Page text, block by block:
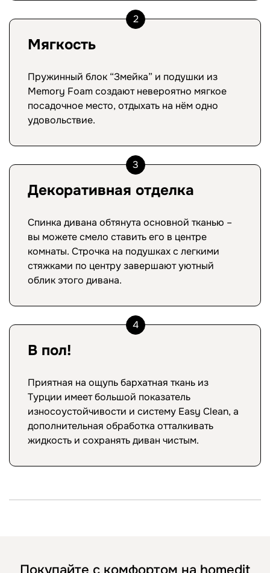
2
Мягкость
Пружинный блок “Змейка” и подушки из
Memory Foam создают невероятно мягкое
посадочное место, отдыхать на нём одно
удовольствие.
3
Декоративная отделка
Спинка дивана обтянута основной тканью –
вы можете смело ставить его в центре
комнаты. Строчка на подушках с легкими
стяжками по центру завершают уютный
облик этого дивана.
4
В пол!
Приятная на ощупь бархатная ткань из
Турции имеет большой показатель
износоустойчивости и систему Easy Clean, а
дополнительная обработка отталкивать
жидкость и сохранять диван чистым.